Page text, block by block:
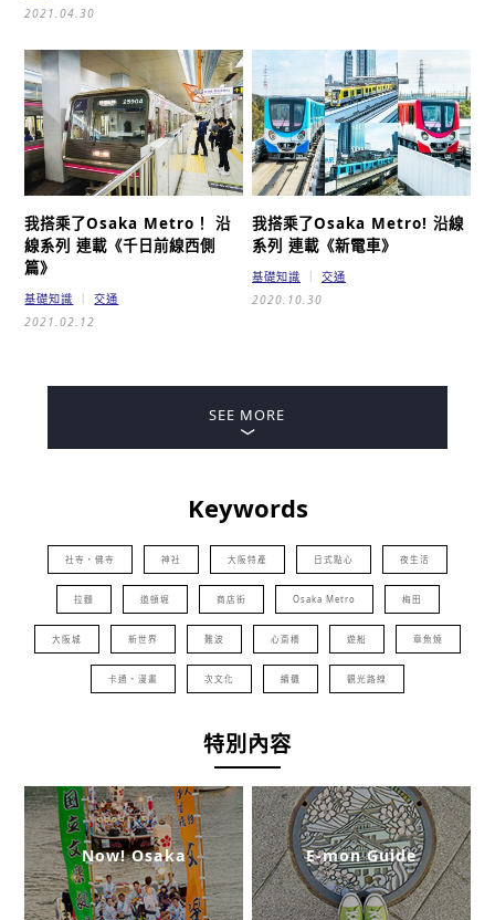
2021.04.30
我搭乘了Osaka Metro！ 沿
線系列 連載 《千日前線西側
篇》
基礎知識
交通
2021.02.12
我搭乘了Osaka Metro! 沿線
系列 連載 《新電車》
基礎知識
交通
2020.10.30
SEE MORE
Keywords
社寺・佛寺 神社 大阪特產 日式點心 夜生活
拉麵 道頓堀 商店街 Osaka Metro 梅田
大阪城 新世界 難波 心斎橋 遊船 章魚燒
卡通・漫畫 次文化 續攤 觀光路線
特別內容
Now! Osaka E-mon Guide